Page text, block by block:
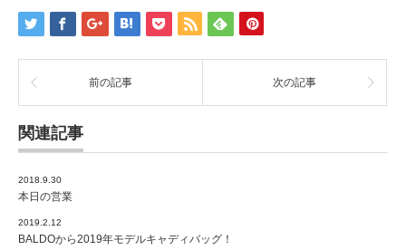
前の記事 次の記事
関連記事
2018.9.30
本日の営業
2019.2.12
BALDOから2019年モデルキャディバッグ！